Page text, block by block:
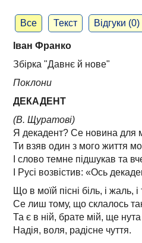
Все Текст Відгуки (0)
Іван Франко
Збірка "Давнє й нове"
Поклони
ДЕКАДЕНТ
(В. Щуратові)
Я декадент? Се новина для
Ти взяв один з мого життя
І слово темне підшукав та
І Русі возвістив: «Ось
Що в моїй пісні біль, і жаль, і
Се лиш тому, що склалось
Та є в ній, брате мій, ще нута
Надія, воля, радісне чуття.